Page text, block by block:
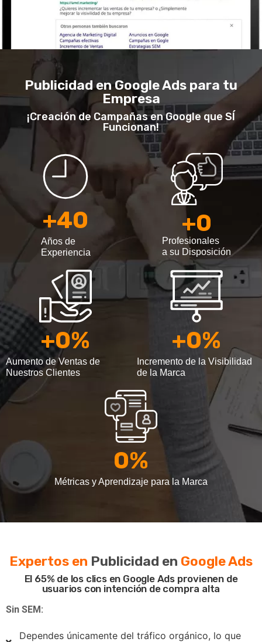
Publicidad en Google Ads para tu
Empresa
¡Creación de Campañas en Google que SÍ
Funcionan!
Años de
Experiencia
+40
Profesionales
a su Disposición
+0
Aumento de Ventas de
Nuestros Clientes
+0%
Incremento de la Visibilidad
de la Marca
+0%
Métricas y Aprendizaje para la Marca
0%
Expertos en Publicidad en Google Ads
El 65% de los clics en Google Ads provienen de
usuarios con intención de compra alta
Sin SEM:
Dependes únicamente del tráfico orgánico, lo que